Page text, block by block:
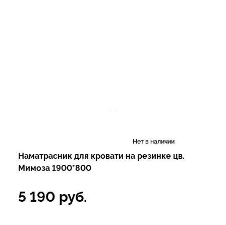
Нет в наличии
Наматрасник для кровати на резинке цв.
Мимоза 1900*800
5 190 руб.